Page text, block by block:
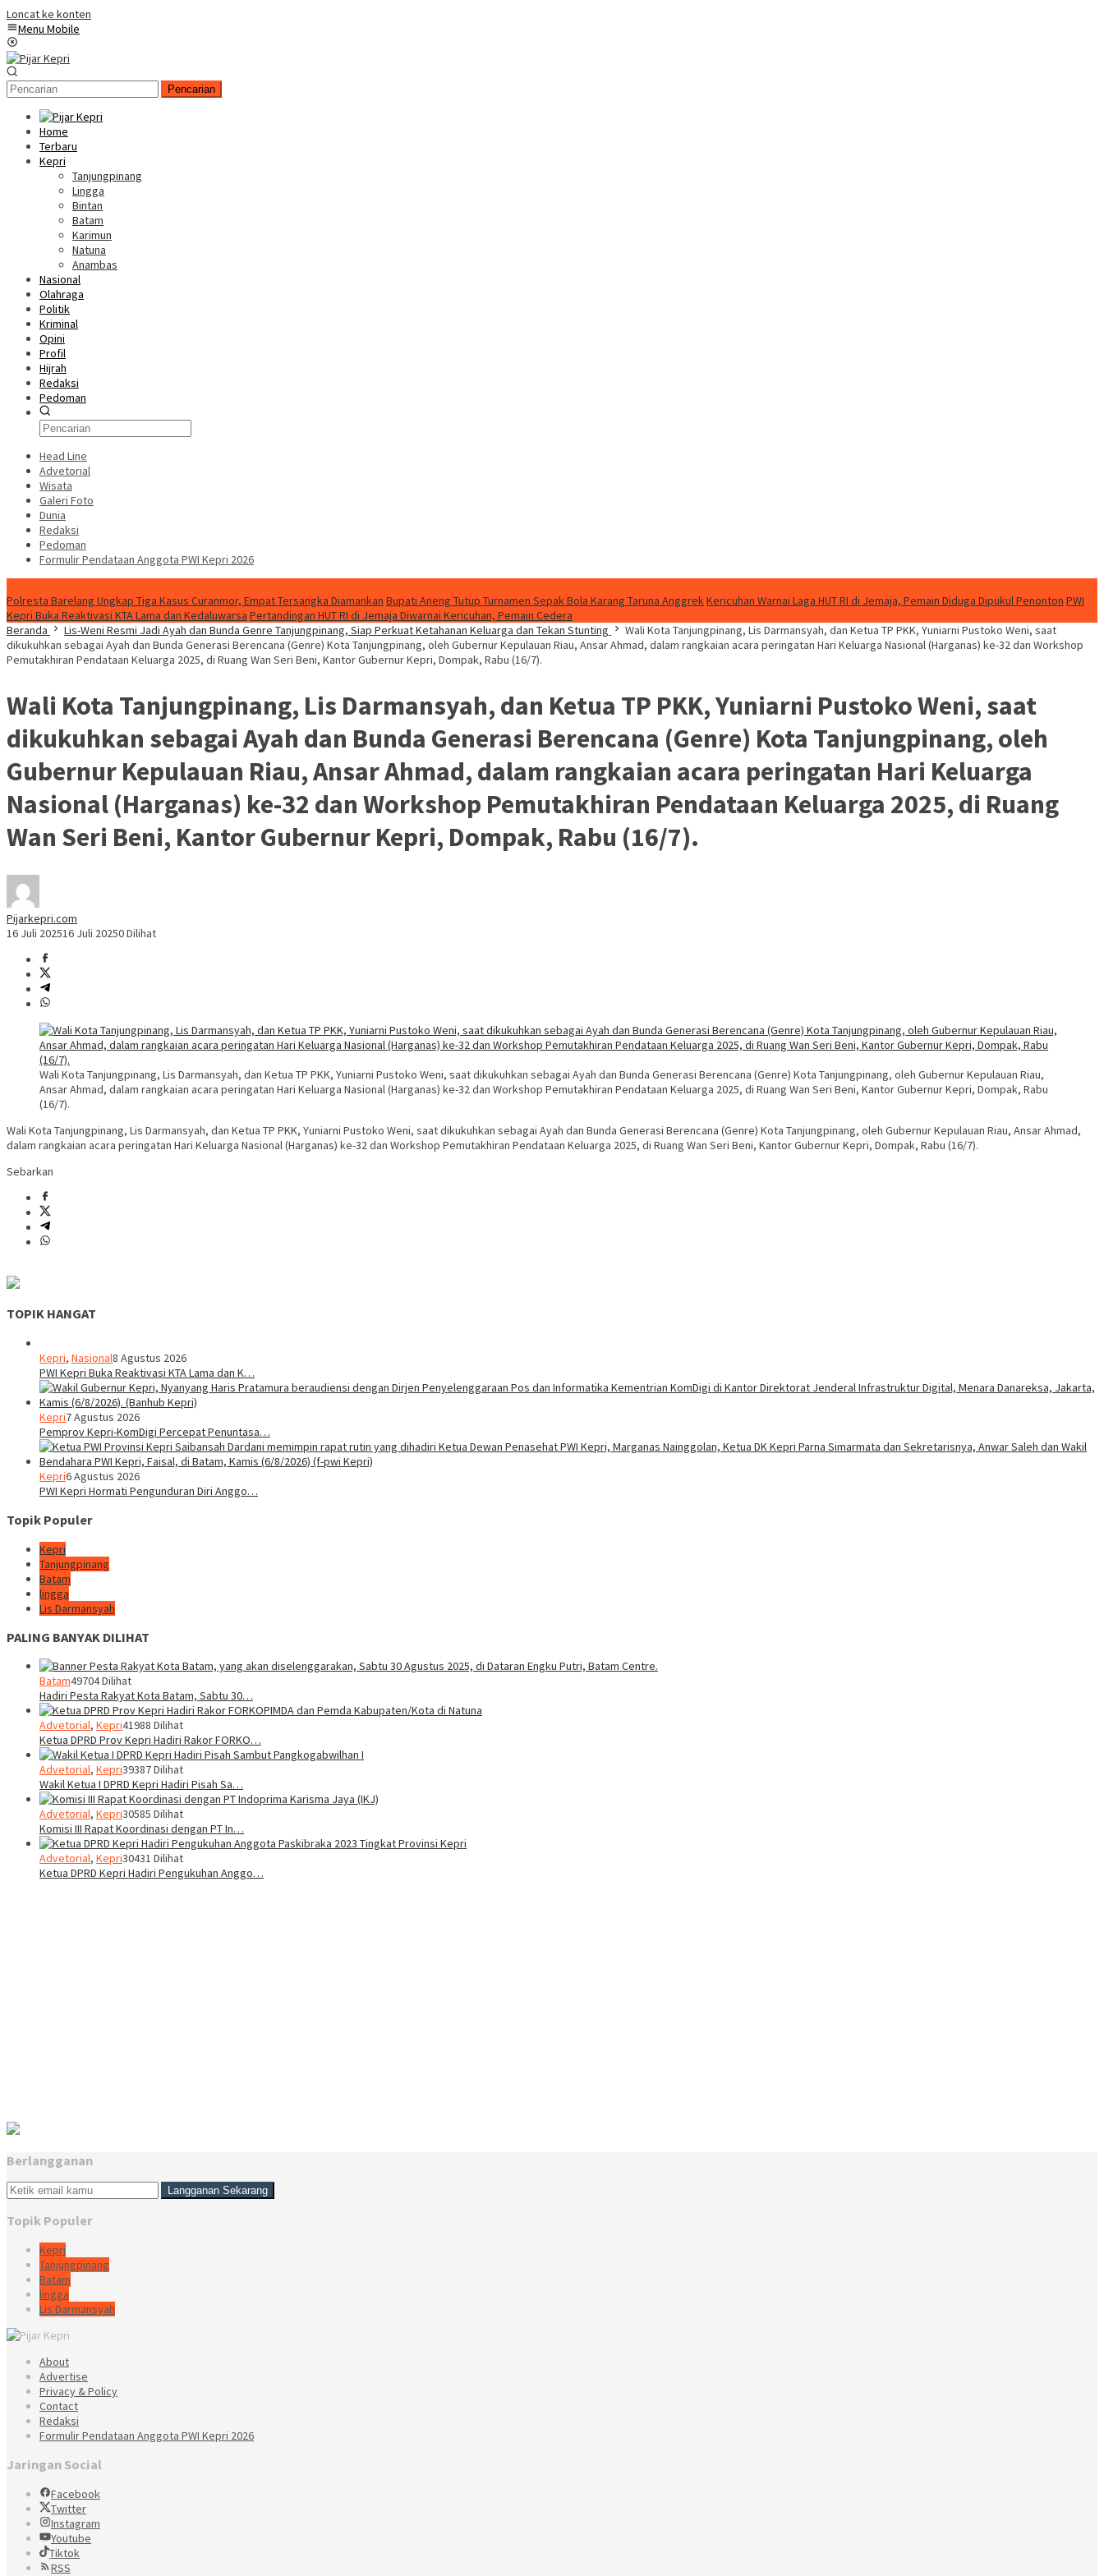
Loncat ke konten
Menu Mobile
Pencarian
Home
Terbaru
Kepri
Tanjungpinang
Lingga
Bintan
Batam
Karimun
Natuna
Anambas
Nasional
Olahraga
Politik
Kriminal
Opini
Profil
Hijrah
Redaksi
Pedoman
Head Line
Advetorial
Wisata
Galeri Foto
Dunia
Redaksi
Pedoman
Formulir Pendataan Anggota PWI Kepri 2026
Polresta Barelang Ungkap Tiga Kasus Curanmor, Empat Tersangka Diamankan Bupati Aneng Tutup Turnamen Sepak Bola Karang Taruna AnggrekKericuhan Warnai Laga HUT RI di Jemaja, Pemain Diduga Dipukul Penonton PWI
Kepri Buka Reaktivasi KTA Lama dan Kedaluwarsa Pertandingan HUT RI di Jemaja Diwarnai Kericuhan, Pemain Cedera
Beranda
Lis-Weni Resmi Jadi Ayah dan Bunda Genre Tanjungpinang, Siap Perkuat Ketahanan Keluarga dan Tekan Stunting
Wali Kota Tanjungpinang, Lis Darmansyah, dan Ketua TP PKK, Yuniarni Pustoko Weni, saat
dikukuhkan sebagai Ayah dan Bunda Generasi Berencana (Genre) Kota Tanjungpinang, oleh Gubernur Kepulauan Riau, Ansar Ahmad, dalam rangkaian acara peringatan Hari Keluarga Nasional (Harganas) ke-32 dan Workshop
Pemutakhiran Pendataan Keluarga 2025, di Ruang Wan Seri Beni, Kantor Gubernur Kepri, Dompak, Rabu (16/7).
Wali Kota Tanjungpinang, Lis Darmansyah, dan Ketua TP PKK, Yuniarni Pustoko Weni, saat
dikukuhkan sebagai Ayah dan Bunda Generasi Berencana (Genre) Kota Tanjungpinang, oleh
Gubernur Kepulauan Riau, Ansar Ahmad, dalam rangkaian acara peringatan Hari Keluarga
Nasional (Harganas) ke-32 dan Workshop Pemutakhiran Pendataan Keluarga 2025, di Ruang
Wan Seri Beni, Kantor Gubernur Kepri, Dompak, Rabu (16/7).
Pijarkepri.com
16 Juli 202516 Juli 20250 Dilihat
Wali Kota Tanjungpinang, Lis Darmansyah, dan Ketua TP PKK, Yuniarni Pustoko Weni, saat dikukuhkan sebagai Ayah dan Bunda Generasi Berencana (Genre) Kota Tanjungpinang, oleh Gubernur Kepulauan Riau,
Ansar Ahmad, dalam rangkaian acara peringatan Hari Keluarga Nasional (Harganas) ke-32 dan Workshop Pemutakhiran Pendataan Keluarga 2025, di Ruang Wan Seri Beni, Kantor Gubernur Kepri, Dompak, Rabu
(16/7).
Wali Kota Tanjungpinang, Lis Darmansyah, dan Ketua TP PKK, Yuniarni Pustoko Weni, saat dikukuhkan sebagai Ayah dan Bunda Generasi Berencana (Genre) Kota Tanjungpinang, oleh Gubernur Kepulauan Riau, Ansar Ahmad,
dalam rangkaian acara peringatan Hari Keluarga Nasional (Harganas) ke-32 dan Workshop Pemutakhiran Pendataan Keluarga 2025, di Ruang Wan Seri Beni, Kantor Gubernur Kepri, Dompak, Rabu (16/7).
Sebarkan
TOPIK HANGAT
Kepri, Nasional8 Agustus 2026
PWI Kepri Buka Reaktivasi KTA Lama dan K…
Kepri7 Agustus 2026
Pemprov Kepri-KomDigi Percepat Penuntasa…
Kepri6 Agustus 2026
PWI Kepri Hormati Pengunduran Diri Anggo…
Topik Populer
Kepri
Tanjungpinang
Batam
lingga
Lis Darmansyah
PALING BANYAK DILIHAT
Batam49704 Dilihat
Hadiri Pesta Rakyat Kota Batam, Sabtu 30…
Advetorial, Kepri41988 Dilihat
Ketua DPRD Prov Kepri Hadiri Rakor FORKO…
Advetorial, Kepri39387 Dilihat
Wakil Ketua I DPRD Kepri Hadiri Pisah Sa…
Advetorial, Kepri30585 Dilihat
Komisi III Rapat Koordinasi dengan PT In…
Advetorial, Kepri30431 Dilihat
Ketua DPRD Kepri Hadiri Pengukuhan Anggo…
Berlangganan
Topik Populer
Kepri
Tanjungpinang
Batam
lingga
Lis Darmansyah
About
Advertise
Privacy & Policy
Contact
Redaksi
Formulir Pendataan Anggota PWI Kepri 2026
Jaringan Social
Facebook
Twitter
Instagram
Youtube
Tiktok
RSS